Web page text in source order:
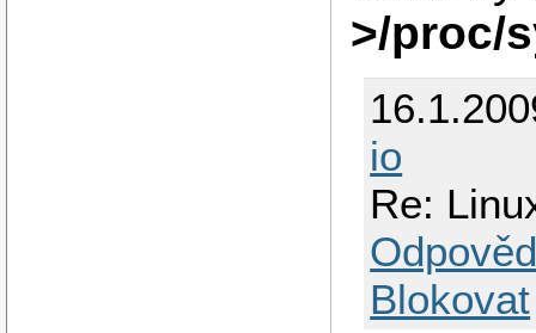
>/proc/
io
Re:
Blokovat